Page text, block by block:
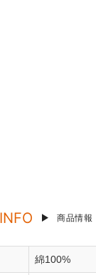
商品情報
綿100%